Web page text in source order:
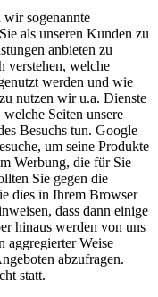
wir sogenannte
als unseren Kunden zu
anbieten zu
verstehen, welche
werden und wie
nutzen wir u.a. Dienste
Seiten unsere
Besuchs tun. Google
um seine Produkte
Werbung, die für Sie
Sie gegen die
dies in Ihrem Browser
dass dann einige
hinaus werden von uns
aggregierter Weise
abzufragen.
statt.